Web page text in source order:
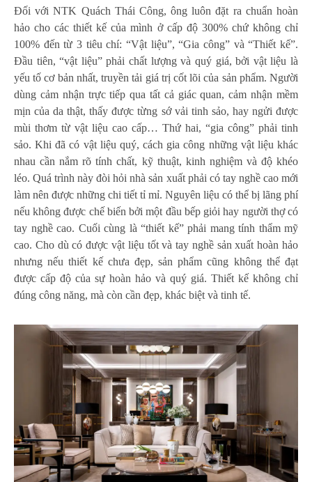
Đối với NTK Quách Thái Công, ông luôn đặt ra chuẩn hoàn
hảo cho các thiết kế của mình ở cấp độ 300% chứ không chỉ
100% đến từ 3 tiêu chí: “Vật liệu”, “Gia công” và “Thiết kế”.
Đầu tiên, “vật liệu” phải chất lượng và quý giá, bởi vật liệu là
yếu tố cơ bản nhất, truyền tải giá trị cốt lõi của sản phẩm. Người
dùng cảm nhận trực tiếp qua tất cả giác quan, cảm nhận mềm
mịn của da thật, thấy được từng sớ vải tinh sảo, hay ngửi được
mùi thơm từ vật liệu cao cấp… Thứ hai, “gia công” phải tinh
sảo. Khi đã có vật liệu quý, cách gia công những vật liệu khác
nhau cần nắm rõ tính chất, kỹ thuật, kinh nghiệm và độ khéo
léo. Quá trình này đòi hỏi nhà sản xuất phải có tay nghề cao mới
làm nên được những chi tiết tỉ mỉ. Nguyên liệu có thể bị lãng phí
nếu không được chế biến bởi một đầu bếp giỏi hay người thợ có
tay nghề cao. Cuối cùng là “thiết kế” phải mang tính thẩm mỹ
cao. Cho dù có được vật liệu tốt và tay nghề sản xuất hoàn hảo
nhưng nếu thiết kế chưa đẹp, sản phẩm cũng không thể đạt
được cấp độ của sự hoàn hảo và quý giá. Thiết kế không chỉ
đúng công năng, mà còn cần đẹp, khác biệt và tinh tế.